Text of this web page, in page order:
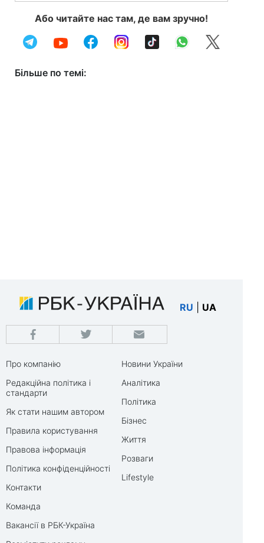
Або читайте нас там, де вам зручно!
Більше по темі:
RU UA
Про компанію
Редакційна політика і
стандарти
Як стати нашим автором
Правила користування
Правова інформація
Політика конфіденційності
Контакти
Команда
Вакансії в РБК-Україна
Новини України
Аналітика
Політика
Бізнес
Життя
Розваги
Lifestyle